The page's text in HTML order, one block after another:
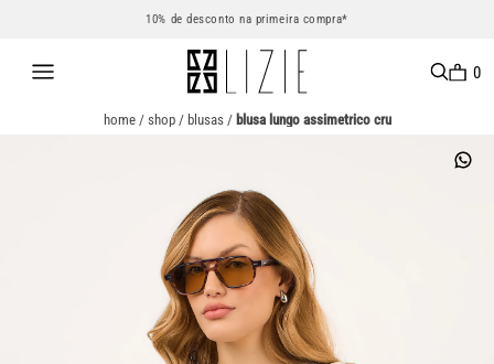
10% de desconto na primeira compra*
0
home/ shop/ blusas/ blusa lungo assimetrico cru